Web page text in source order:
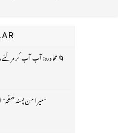
🌀 محاورہ: آب آب کر مر
"میرا من پسند